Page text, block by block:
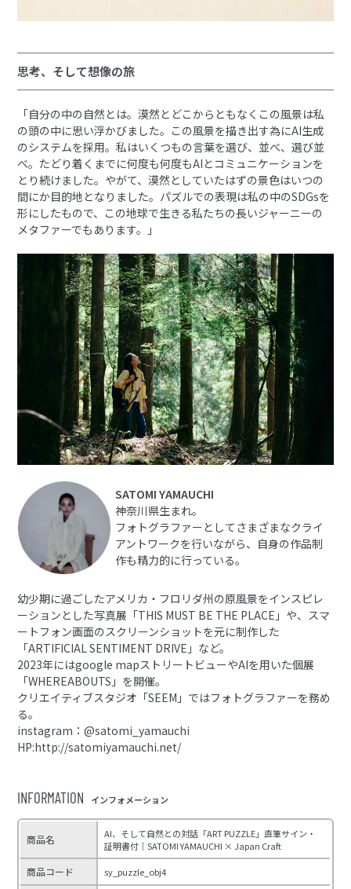
思考、そして想像の旅
「自分の中の自然とは。漠然とどこからともなくこの風景は私
の頭の中に思い浮かびました。この風景を描き出す為にAI生成
のシステムを採用。私はいくつもの言葉を選び、並べ、選び並
べ。たどり着くまでに何度も何度もAIとコミュニケーションを
とり続けました。やがて、漠然としていたはずの景色はいつの
間にか目的地となりました。パズルでの表現は私の中のSDGsを
形にしたもので、この地球で生きる私たちの長いジャーニーの
メタファーでもあります。」
SATOMI YAMAUCHI
神奈川県生まれ。
フォトグラファーとしてさまざまなクライ
アントワークを行いながら、自身の作品制
作も精力的に行っている。
幼少期に過ごしたアメリカ・フロリダ州の原風景をインスピレ
ーションとした写真展「THIS MUST BE THE PLACE」や、スマ
ートフォン画面のスクリーンショットを元に制作した
「ARTIFICIAL SENTIMENT DRIVE」など。
2023年にはgoogle mapストリートビューやAIを用いた個展
「WHEREABOUTS」を開催。
クリエイティブスタジオ「SEEM」ではフォトグラファーを務め
る。
instagram：@satomi_yamauchi
HP:http://satomiyamauchi.net/
INFORMATION インフォメーション
商品名
AI、そして自然との対話「ART PUZZLE」直筆サイン・
証明書付｜SATOMI YAMAUCHI × Japan Craft
商品コード sy_puzzle_obj4